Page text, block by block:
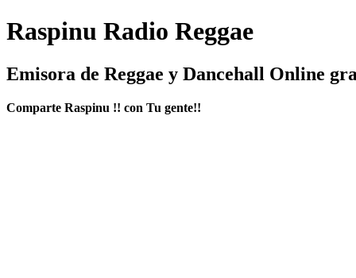
Raspinu Radio Reggae
Emisora de Reggae y Dancehall Online
Comparte Raspinu !! con Tu gente!!